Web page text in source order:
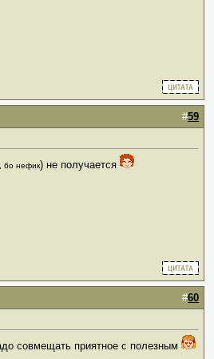
#59
бо нефик) не получается
#60
совмещать приятное с полезным